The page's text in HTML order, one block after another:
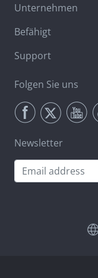
Unternehmen
Befähigt
Support
Folgen Sie uns
Newsletter